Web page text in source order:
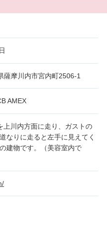
薩摩川内市宮内町2506-1
AMEX
上川内方面に走り、ガストの
なりに走ると左手に見えてく
建物です。（美容室内で